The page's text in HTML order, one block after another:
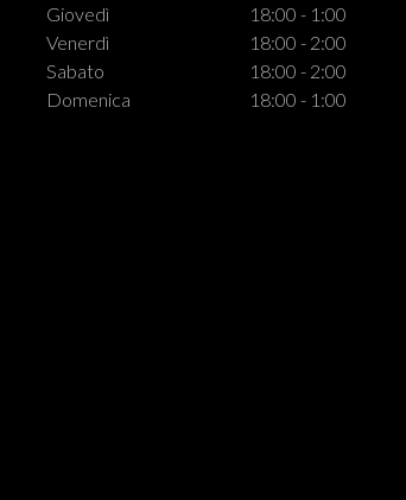
Giovedì
18:00 - 1:00
Venerdì
18:00 - 2:00
Sabato
18:00 - 2:00
Domenica
18:00 - 1:00